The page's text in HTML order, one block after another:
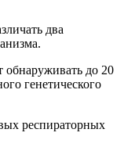
два
обнаруживать до 20
генетического
респираторных